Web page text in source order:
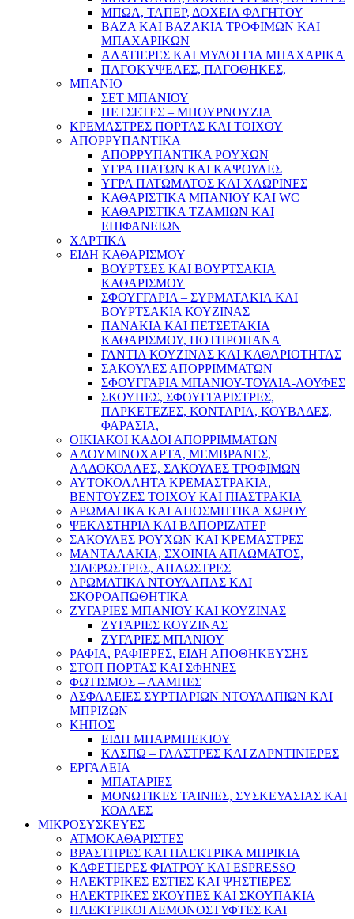
ΜΠΩΛ, ΤΑΠΕΡ, ΔΟΧΕΙΑ ΦΑΓΗΤΟΥ
ΒΑΖΑ ΚΑΙ ΒΑΖΑΚΙΑ ΤΡΟΦΙΜΩΝ ΚΑΙ
ΜΠΑΧΑΡΙΚΩΝ
ΑΛΑΤΙΕΡΕΣ ΚΑΙ ΜΥΛΟΙ ΓΙΑ ΜΠΑΧΑΡΙΚΑ
ΠΑΓΟΚΥΨΕΛΕΣ, ΠΑΓΟΘΗΚΕΣ,
ΜΠΑΝΙΟ
ΣΕΤ ΜΠΑΝΙΟΥ
ΠΕΤΣΕΤΕΣ – ΜΠΟΥΡΝΟΥΖΙΑ
ΚΡΕΜΑΣΤΡΕΣ ΠΟΡΤΑΣ ΚΑΙ ΤΟΙΧΟΥ
ΑΠΟΡΡΥΠΑΝΤΙΚΑ
ΑΠΟΡΡΥΠΑΝΤΙΚΑ ΡΟΥΧΩΝ
ΥΓΡΑ ΠΙΑΤΩΝ ΚΑΙ ΚΑΨΟΥΛΕΣ
ΥΓΡΑ ΠΑΤΩΜΑΤΟΣ ΚΑΙ ΧΛΩΡΙΝΕΣ
ΚΑΘΑΡΙΣΤΙΚΑ ΜΠΑΝΙΟΥ ΚΑΙ WC
ΚΑΘΑΡΙΣΤΙΚΑ ΤΖΑΜΙΩΝ ΚΑΙ
ΕΠΙΦΑΝΕΙΩΝ
ΧΑΡΤΙΚΑ
ΕΙΔΗ ΚΑΘΑΡΙΣΜΟΥ
ΒΟΥΡΤΣΕΣ ΚΑΙ ΒΟΥΡΤΣΑΚΙΑ
ΚΑΘΑΡΙΣΜΟΥ
ΣΦΟΥΓΓΑΡΙΑ – ΣΥΡΜΑΤΑΚΙΑ ΚΑΙ
ΒΟΥΡΤΣΑΚΙΑ ΚΟΥΖΙΝΑΣ
ΠΑΝΑΚΙΑ ΚΑΙ ΠΕΤΣΕΤΑΚΙΑ
ΚΑΘΑΡΙΣΜΟΥ, ΠΟΤΗΡΟΠΑΝΑ
ΓΑΝΤΙΑ ΚΟΥΖΙΝΑΣ ΚΑΙ ΚΑΘΑΡΙΟΤΗΤΑΣ
ΣΑΚΟΥΛΕΣ ΑΠΟΡΡΙΜΜΑΤΩΝ
ΣΦΟΥΓΓΑΡΙΑ ΜΠΑΝΙΟΥ-ΤΟΥΛΙΑ-ΛΟΥΦΕΣ
ΣΚΟΥΠΕΣ, ΣΦΟΥΓΓΑΡΙΣΤΡΕΣ,
ΠΑΡΚΕΤΕΖΕΣ, ΚΟΝΤΑΡΙΑ, ΚΟΥΒΑΔΕΣ,
ΦΑΡΑΣΙΑ,
ΟΙΚΙΑΚΟΙ ΚΑΔΟΙ ΑΠΟΡΡΙΜΜΑΤΩΝ
ΑΛΟΥΜΙΝΟΧΑΡΤΑ, ΜΕΜΒΡΑΝΕΣ,
ΛΑΔΟΚΟΛΛΕΣ, ΣΑΚΟΥΛΕΣ ΤΡΟΦΙΜΩΝ
ΑΥΤΟΚΟΛΛΗΤΑ ΚΡΕΜΑΣΤΡΑΚΙΑ,
ΒΕΝΤΟΥΖΕΣ ΤΟΙΧΟΥ ΚΑΙ ΠΙΑΣΤΡΑΚΙΑ
ΑΡΩΜΑΤΙΚΑ KAI ΑΠΟΣΜΗΤΙΚΑ ΧΩΡΟΥ
ΨΕΚΑΣΤΗΡΙΑ ΚΑΙ ΒΑΠΟΡΙΖΑΤΕΡ
ΣΑΚΟΥΛΕΣ ΡΟΥΧΩΝ ΚΑΙ ΚΡΕΜΑΣΤΡΕΣ
ΜΑΝΤΑΛΑΚΙΑ, ΣΧΟΙΝΙΑ ΑΠΛΩΜΑΤΟΣ,
ΣΙΔΕΡΩΣΤΡΕΣ, ΑΠΛΩΣΤΡΕΣ
ΑΡΩΜΑΤΙΚΑ ΝΤΟΥΛΑΠΑΣ ΚΑΙ
ΣΚΟΡΟΑΠΩΘΗΤΙΚΑ
ΖΥΓΑΡΙΕΣ ΜΠΑΝΙΟΥ ΚΑΙ ΚΟΥΖΙΝΑΣ
ΖΥΓΑΡΙΕΣ ΚΟΥΖΙΝΑΣ
ΖΥΓΑΡΙΕΣ ΜΠΑΝΙΟΥ
ΡΑΦΙΑ, ΡΑΦΙΕΡΕΣ, ΕΙΔΗ ΑΠΟΘΗΚΕΥΣΗΣ
ΣΤΟΠ ΠΟΡΤΑΣ ΚΑΙ ΣΦΗΝΕΣ
ΦΩΤΙΣΜΟΣ – ΛΑΜΠΕΣ
ΑΣΦΑΛΕΙΕΣ ΣΥΡΤΙΑΡΙΩΝ ΝΤΟΥΛΑΠΙΩΝ ΚΑΙ
ΜΠΡΙΖΩΝ
ΚΗΠΟΣ
ΕΙΔΗ ΜΠΑΡΜΠΕΚΙΟΥ
ΚΑΣΠΩ – ΓΛΑΣΤΡΕΣ ΚΑΙ ΖΑΡΝΤΙΝΙΕΡΕΣ
ΕΡΓΑΛΕΙΑ
ΜΠΑΤΑΡΙΕΣ
ΜΟΝΩΤΙΚΕΣ ΤΑΙΝΙΕΣ, ΣΥΣΚΕΥΑΣΙΑΣ ΚΑΙ
ΚΟΛΛΕΣ
ΜΙΚΡΟΣΥΣΚΕΥΕΣ
ΑΤΜΟΚΑΘΑΡΙΣΤΕΣ
ΒΡΑΣΤΗΡΕΣ ΚΑΙ ΗΛΕΚΤΡΙΚΑ ΜΠΡΙΚΙΑ
ΚΑΦΕΤΙΕΡΕΣ ΦΙΛΤΡΟΥ ΚΑΙ ESPRESSO
ΗΛΕΚΤΡΙΚΕΣ ΕΣΤΙΕΣ ΚΑΙ ΨΗΣΤΙΕΡΕΣ
ΗΛΕΚΤΡΙΚΕΣ ΣΚΟΥΠΕΣ ΚΑΙ ΣΚΟΥΠΑΚΙΑ
ΗΛΕΚΤΡΙΚΟΙ ΛΕΜΟΝΟΣΤΥΦΤΕΣ ΚΑΙ